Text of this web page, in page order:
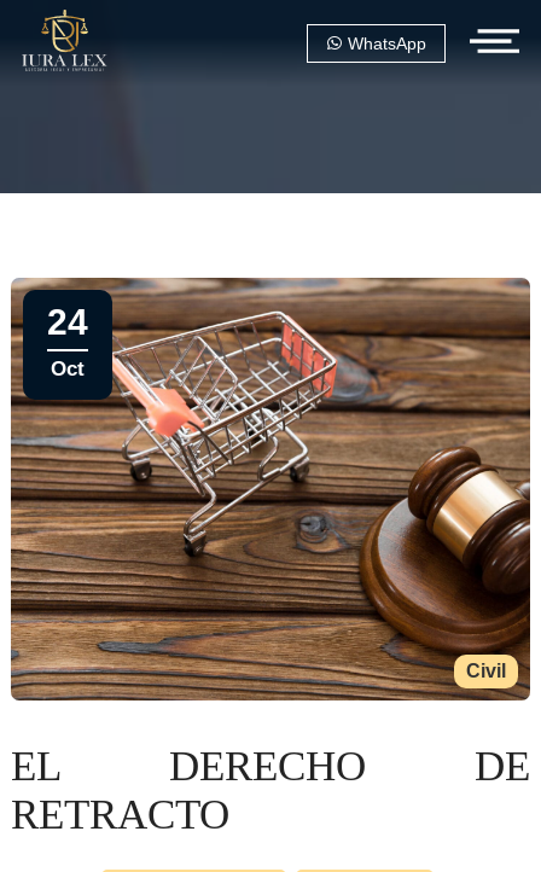
WhatsApp
Civil
24
Oct
EL DERECHO DE
RETRACTO